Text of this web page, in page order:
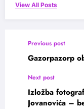
View All Posts
Previous post
Gazorpazorp
Next post
Izložba
Jovanovića –